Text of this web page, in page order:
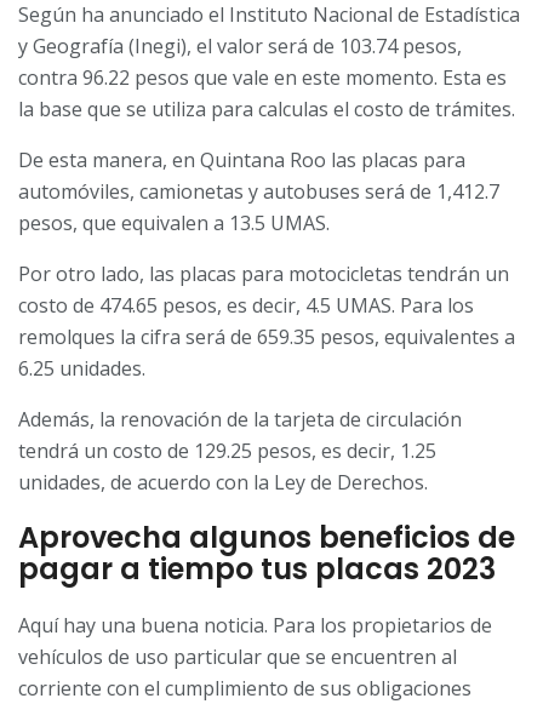
Según ha anunciado el Instituto Nacional de Estadística
y Geografía (Inegi), el valor será de 103.74 pesos,
contra 96.22 pesos que vale en este momento. Esta es
la base que se utiliza para calculas el costo de trámites.
De esta manera, en Quintana Roo las placas para
automóviles, camionetas y autobuses será de 1,412.7
pesos, que equivalen a 13.5 UMAS.
Por otro lado, las placas para motocicletas tendrán un
costo de 474.65 pesos, es decir, 4.5 UMAS. Para los
remolques la cifra será de 659.35 pesos, equivalentes a
6.25 unidades.
Además, la renovación de la tarjeta de circulación
tendrá un costo de 129.25 pesos, es decir, 1.25
unidades, de acuerdo con la Ley de Derechos.
Aprovecha algunos beneficios de
pagar a tiempo tus placas 2023
Aquí hay una buena noticia. Para los propietarios de
vehículos de uso particular que se encuentren al
corriente con el cumplimiento de sus obligaciones